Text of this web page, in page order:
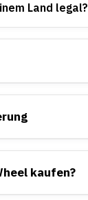
Land legal?
kaufen?